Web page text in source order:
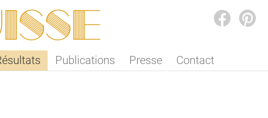
Publications Presse Contact